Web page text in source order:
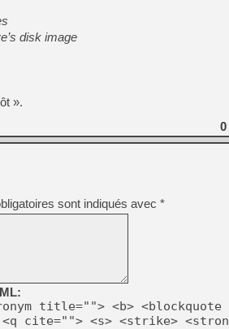
[GK] Test : Restory : Chill
[GK] GTA 6 : Rockstar
[GK] Hot Wheels Infinite
[GK] Mémoire cash -
[GK] Résultats Nintendo :
[GK] Dans ce jeu de
disk image
».
0
sont indiqués avec *
title=""> <b> <blockquote
<q cite=""> <s> <strike>